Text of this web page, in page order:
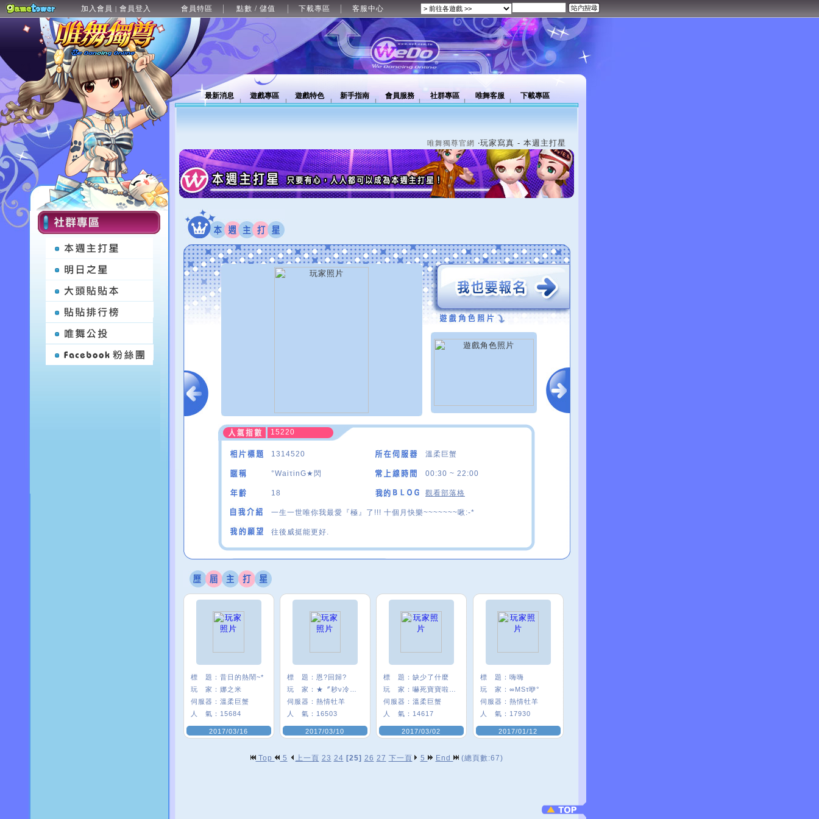
加入會員 | 會員登入 會員特區 點數 / 儲值 下載專區 客服中心
最新消息 遊戲專區 遊戲特色 新手指南 會員服務 社群專區 唯舞客服 下載專區
唯舞獨尊官網 ‧玩家寫真 - 本週主打星
15220
1314520 溫柔巨蟹
°WaiτinG★閃 00:30 ~ 22:00
18 觀看部落格
一生一世唯你我最愛『極』了!!! 十個月快樂~~~~~~~啾:-*
往後威挺能更好.
標 題： 昔日的熱鬧~*
玩 家： 娜之米
伺服器： 溫柔巨蟹
人 氣： 15684
2017/03/16
標 題： 恩?回歸?
玩 家：
伺服器： 熱情牡羊
人 氣： 16503
2017/03/10
標 題： 缺少了什麼
玩 家：
伺服器： 溫柔巨蟹
人 氣： 14617
2017/03/02
標 題： 嗨嗨
玩 家： ∞MSτ咿°
伺服器： 熱情牡羊
人 氣： 17930
2017/01/12
Top 5 上一頁 23 24 [25] 26 27 下一頁 5 End (總頁數:67)